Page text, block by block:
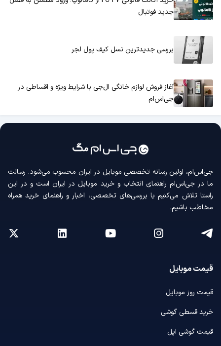
جدید فوتبال
بررسی جدیدترین نسل کیف پول لجر
آغاز فروش لوازم خانگی ال‌جی با شرایط ویژه و اقساطی در
جی‌اس‌ام
جی‌اس‌ام، اولین رسانه‌ تخصصی موبایل در ایران محسوب می‌شود. رسالت
ما در جی‌اس‌ام راهنمای انتخاب و خرید موبایل در ایران است و در این
راستا تلاش می‌کنیم با بررسی‌های تخصصی، اخبار و راهنمای خرید همراه
مخاطب باشیم.
قیمت موبایل
قیمت روز موبایل
خرید قسطی گوشی
قیمت گوشی اپل